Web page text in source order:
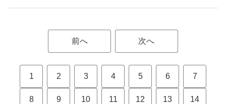
前へ 次へ
1 2 3 4 5 6 7
8 9 10 11 12 13 14